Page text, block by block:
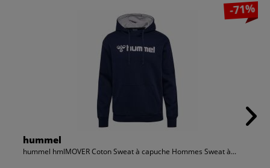
-71%
hummel
hummel hmlMOVER Coton Sweat à capuche Hommes Sweat à...